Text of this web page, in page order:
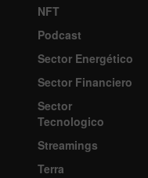
NFT
Podcast
Sector Energético
Sector Financiero
Sector
Tecnologico
Streamings
Terra